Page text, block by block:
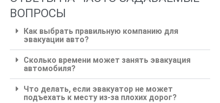
ВОПРОСЫ
Как выбрать правильную компанию для
эвакуации авто?
Сколько времени может занять эвакуация
автомобиля?
Что делать, если эвакуатор не может
подъехать к месту из-за плохих дорог?